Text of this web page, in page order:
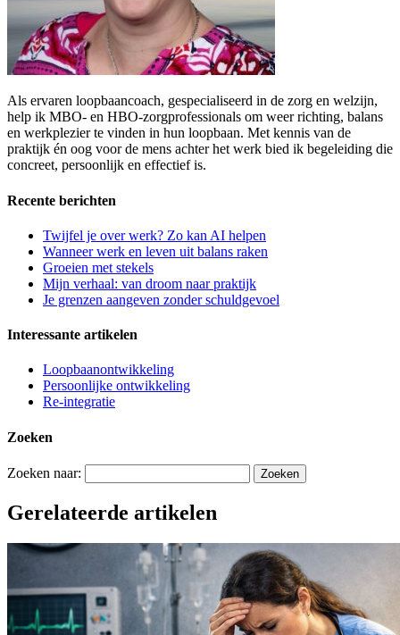
Als ervaren loopbaancoach, gespecialiseerd in de zorg en welzijn,
help ik MBO- en HBO-zorgprofessionals om weer richting, balans
en werkplezier te vinden in hun loopbaan. Met kennis van de
praktijk én oog voor de mens achter het werk bied ik begeleiding die
concreet, persoonlijk en effectief is.
Recente berichten
Twijfel je over werk? Zo kan AI helpen
Wanneer werk en leven uit balans raken
Groeien met stekels
Mijn verhaal: van droom naar praktijk
Je grenzen aangeven zonder schuldgevoel
Interessante artikelen
Loopbaanontwikkeling
Persoonlijke ontwikkeling
Re-integratie
Zoeken
Zoeken naar:
Gerelateerde artikelen